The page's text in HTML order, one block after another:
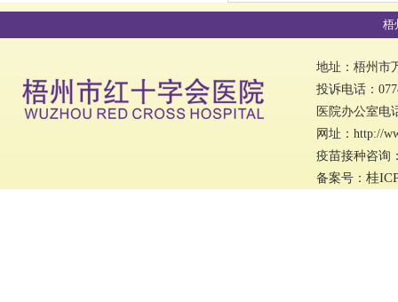
梧
地址：梧州
投诉电话：
医院办公室电
网址：http://
疫苗接种咨询
备案号： 桂